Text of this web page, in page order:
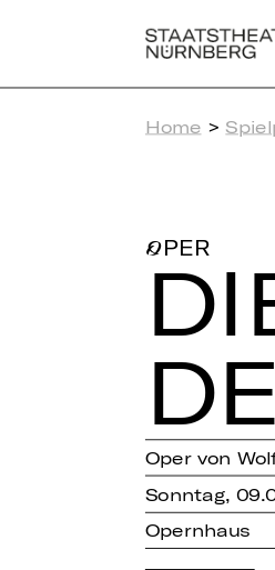
Home >
OPER
Oper von
Sonntag,
Opernhaus